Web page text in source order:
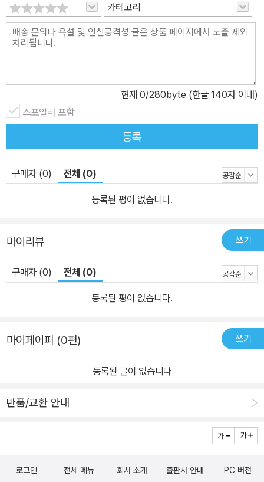
카테고리
현재 0/280byte (한글 140자 이내)
스포일러 포함
등록
구매자 (0) 전체 (0)
등록된 평이 없습니다.
마이리뷰 쓰기
구매자 (0) 전체 (0)
등록된 평이 없습니다.
마이페이퍼 (0편) 쓰기
등록된 글이 없습니다
반품/교환 안내
로그인 전체 메뉴 회사 소개 출판사 안내 PC 버전